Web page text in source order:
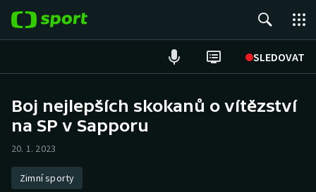
SLEDOVAT
Hokej
Boj nejlepších skokanů o vítězství
na SP v Sapporu
20. 1. 2023
Zimní sporty